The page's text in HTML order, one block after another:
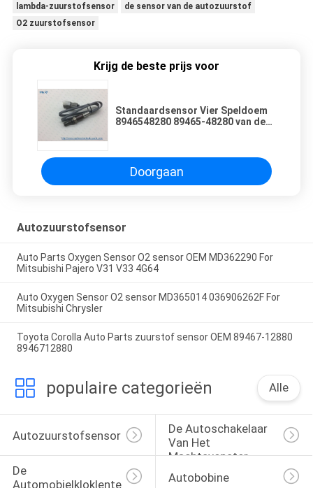
lambda-zuurstofsensor
de sensor van de autozuurstof
O2 zuurstofsensor
Krijg de beste prijs voor
Standaardsensor Vier Speldoem
8946548280 89465-48280 van de
Doorgaan
Autozuurstofsensor
Auto Parts Oxygen Sensor O2 sensor OEM MD362290 For
Mitsubishi Pajero V31 V33 4G64
Auto Oxygen Sensor O2 sensor MD365014 036906262F For
Mitsubishi Chrysler
Toyota Corolla Auto Parts zuurstof sensor OEM 89467-12880
8946712880
populaire categorieën Alle
Autozuurstofsensor
De Autoschakelaar
Van Het
Machtsvenster
De
Automobielkloklente
Autobobine